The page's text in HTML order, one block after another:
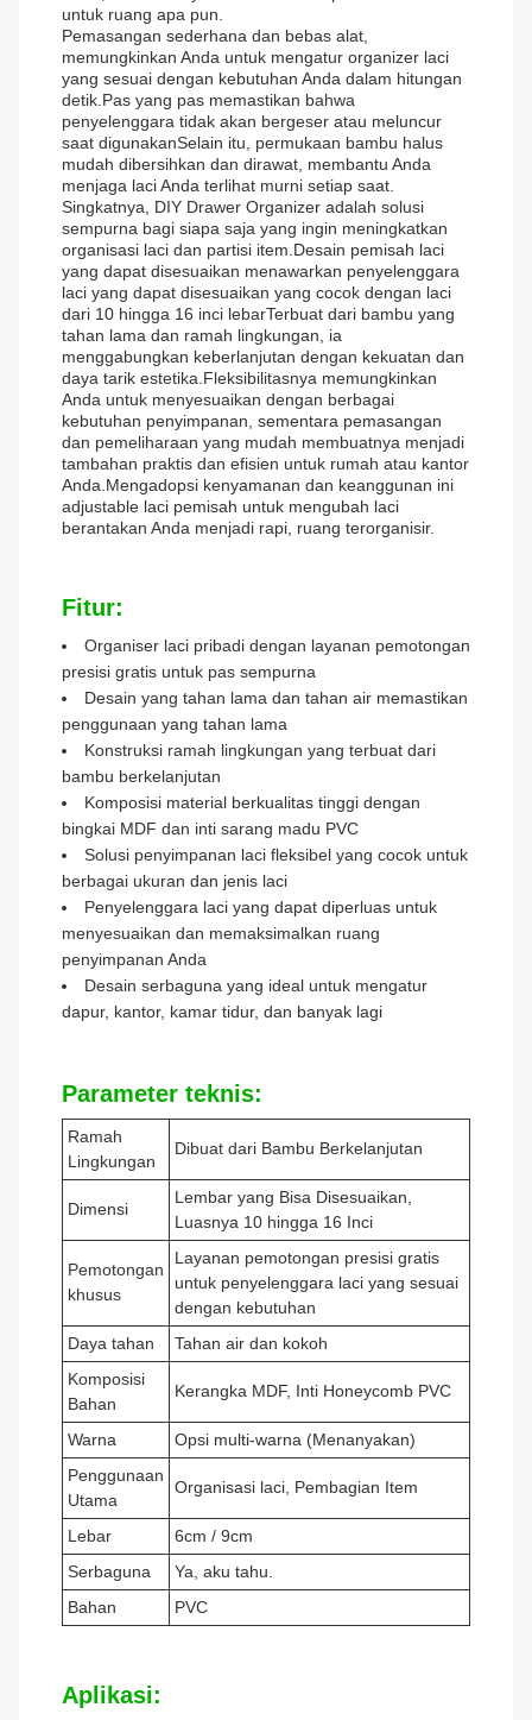
untuk ruang apa pun.
Pemasangan sederhana dan bebas alat,
memungkinkan Anda untuk mengatur organizer laci
yang sesuai dengan kebutuhan Anda dalam hitungan
detik.Pas yang pas memastikan bahwa
penyelenggara tidak akan bergeser atau meluncur
saat digunakanSelain itu, permukaan bambu halus
mudah dibersihkan dan dirawat, membantu Anda
menjaga laci Anda terlihat murni setiap saat.
Singkatnya, DIY Drawer Organizer adalah solusi
sempurna bagi siapa saja yang ingin meningkatkan
organisasi laci dan partisi item.Desain pemisah laci
yang dapat disesuaikan menawarkan penyelenggara
laci yang dapat disesuaikan yang cocok dengan laci
dari 10 hingga 16 inci lebarTerbuat dari bambu yang
tahan lama dan ramah lingkungan, ia
menggabungkan keberlanjutan dengan kekuatan dan
daya tarik estetika.Fleksibilitasnya memungkinkan
Anda untuk menyesuaikan dengan berbagai
kebutuhan penyimpanan, sementara pemasangan
dan pemeliharaan yang mudah membuatnya menjadi
tambahan praktis dan efisien untuk rumah atau kantor
Anda.Mengadopsi kenyamanan dan keanggunan ini
adjustable laci pemisah untuk mengubah laci
berantakan Anda menjadi rapi, ruang terorganisir.
Fitur:
Organiser laci pribadi dengan layanan pemotongan
presisi gratis untuk pas sempurna
Desain yang tahan lama dan tahan air memastikan
penggunaan yang tahan lama
Konstruksi ramah lingkungan yang terbuat dari
bambu berkelanjutan
Komposisi material berkualitas tinggi dengan
bingkai MDF dan inti sarang madu PVC
Solusi penyimpanan laci fleksibel yang cocok untuk
berbagai ukuran dan jenis laci
Penyelenggara laci yang dapat diperluas untuk
menyesuaikan dan memaksimalkan ruang
penyimpanan Anda
Desain serbaguna yang ideal untuk mengatur
dapur, kantor, kamar tidur, dan banyak lagi
Parameter teknis:
Ramah
Lingkungan
Dibuat dari Bambu Berkelanjutan
Dimensi
Lembar yang Bisa Disesuaikan,
Luasnya 10 hingga 16 Inci
Pemotongan
khusus
Layanan pemotongan presisi gratis
untuk penyelenggara laci yang sesuai
dengan kebutuhan
Daya tahan
Tahan air dan kokoh
Komposisi
Bahan
Kerangka MDF, Inti Honeycomb PVC
Warna
Opsi multi-warna (Menanyakan)
Penggunaan
Utama
Organisasi laci, Pembagian Item
Lebar
6cm / 9cm
Serbaguna
Ya, aku tahu.
Bahan
PVC
Aplikasi: